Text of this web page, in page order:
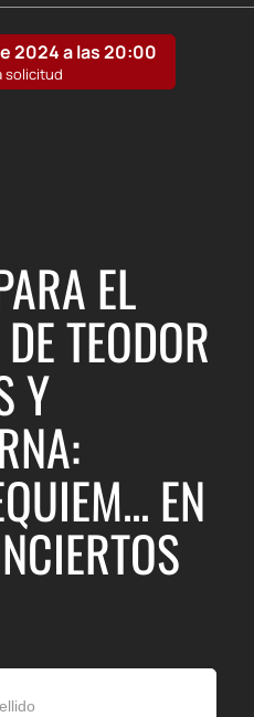
EL
TEODOR
Y
EN